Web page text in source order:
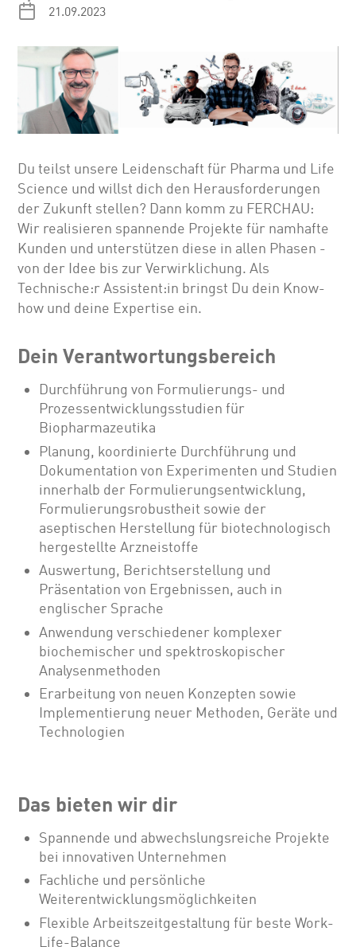
21.09.2023
Du teilst unsere Leidenschaft für Pharma und Life
Science und willst dich den Herausforderungen
der Zukunft stellen? Dann komm zu FERCHAU:
Wir realisieren spannende Projekte für namhafte
Kunden und unterstützen diese in allen Phasen -
von der Idee bis zur Verwirklichung. Als
Technische:r Assistent:in bringst Du dein Know-
how und deine Expertise ein.
Dein Verantwortungsbereich
Durchführung von Formulierungs- und
Prozessentwicklungsstudien für
Biopharmazeutika
Planung, koordinierte Durchführung und
Dokumentation von Experimenten und Studien
innerhalb der Formulierungsentwicklung,
Formulierungsrobustheit sowie der
aseptischen Herstellung für biotechnologisch
hergestellte Arzneistoffe
Auswertung, Berichtserstellung und
Präsentation von Ergebnissen, auch in
englischer Sprache
Anwendung verschiedener komplexer
biochemischer und spektroskopischer
Analysenmethoden
Erarbeitung von neuen Konzepten sowie
Implementierung neuer Methoden, Geräte und
Technologien
Das bieten wir dir
Spannende und abwechslungsreiche Projekte
bei innovativen Unternehmen
Fachliche und persönliche
Weiterentwicklungsmöglichkeiten
Flexible Arbeitszeitgestaltung für beste Work-
Life-Balance